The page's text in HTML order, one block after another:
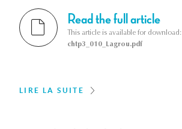
Read the full article
This article is available for download:
chtp3_010_Lagrou.pdf
LIRE LA SUITE